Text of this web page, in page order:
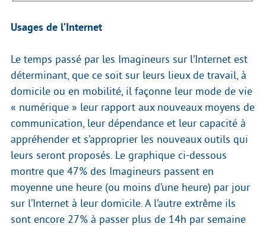
Usages de l’Internet
Le temps passé par les Imagineurs sur l’Internet est
déterminant, que ce soit sur leurs lieux de travail, à
domicile ou en mobilité, il façonne leur mode de vie
« numérique » leur rapport aux nouveaux moyens de
communication, leur dépendance et leur capacité à
appréhender et s’approprier les nouveaux outils qui
leurs seront proposés. Le graphique ci-dessous
montre que 47% des Imagineurs passent en
moyenne une heure (ou moins d’une heure) par jour
sur l’Internet à leur domicile. A l’autre extrême ils
sont encore 27% à passer plus de 14h par semaine